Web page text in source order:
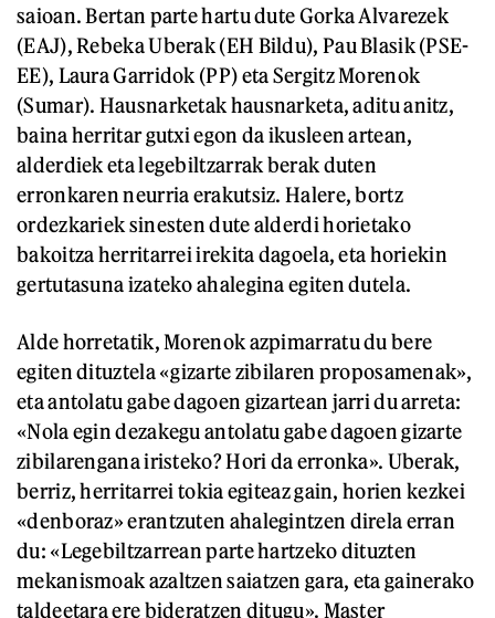
saioan. Bertan parte hartu dute Gorka Alvarezek
(EAJ), Rebeka Uberak (EH Bildu), Pau Blasik (PSE-
EE), Laura Garridok (PP) eta Sergitz Morenok
(Sumar). Hausnarketak hausnarketa, aditu anitz,
baina herritar gutxi egon da ikusleen artean,
alderdiek eta legebiltzarrak berak duten
erronkaren neurria erakutsiz. Halere, bortz
ordezkariek sinesten dute alderdi horietako
bakoitza herritarrei irekita dagoela, eta horiekin
gertutasuna izateko ahalegina egiten dutela.
Alde horretatik, Morenok azpimarratu du bere
egiten dituztela «gizarte zibilaren proposamenak»,
eta antolatu gabe dagoen gizartean jarri du arreta:
«Nola egin dezakegu antolatu gabe dagoen gizarte
zibilarengana iristeko? Hori da erronka». Uberak,
berriz, herritarrei tokia egiteaz gain, horien kezkei
«denboraz» erantzuten ahalegintzen direla erran
du: «Legebiltzarrean parte hartzeko dituzten
mekanismoak azaltzen saiatzen gara, eta gainerako
taldeetara ere bideratzen ditugu». Master